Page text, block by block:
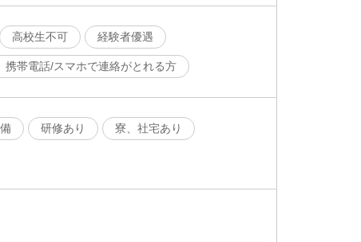
高校生不可 経験者優遇
帯電話/スマホで連絡がとれる方
研修あり 寮、社宅あり